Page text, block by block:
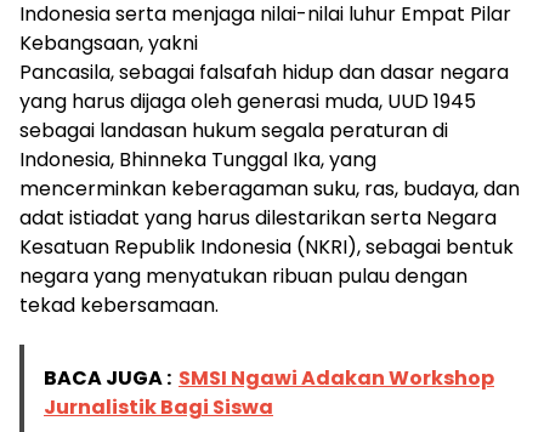
Indonesia serta menjaga nilai-nilai luhur Empat Pilar
Kebangsaan, yakni
Pancasila, sebagai falsafah hidup dan dasar negara
yang harus dijaga oleh generasi muda, UUD 1945
sebagai landasan hukum segala peraturan di
Indonesia, Bhinneka Tunggal Ika, yang
mencerminkan keberagaman suku, ras, budaya, dan
adat istiadat yang harus dilestarikan serta Negara
Kesatuan Republik Indonesia (NKRI), sebagai bentuk
negara yang menyatukan ribuan pulau dengan
tekad kebersamaan.
BACA JUGA : SMSI Ngawi Adakan Workshop
Jurnalistik Bagi Siswa